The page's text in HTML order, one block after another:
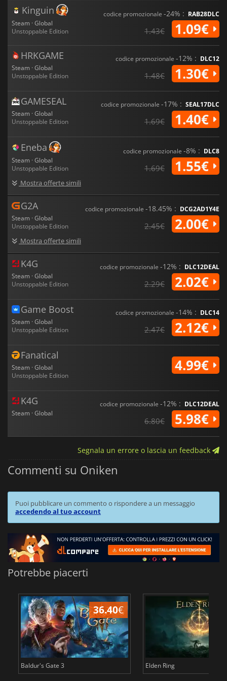
Kinguin
Steam · Global
Unstoppable Edition
codice promozionale -24% : RAB28DLC
1.43€ 1.09€
HRKGAME
Steam · Global
Unstoppable Edition
codice promozionale -12% : DLC12
1.48€ 1.30€
GAMESEAL
Steam · Global
Unstoppable Edition
codice promozionale -17% : SEAL17DLC
1.69€ 1.40€
Eneba
Steam · Global
Unstoppable Edition
Mostra offerte simili
codice promozionale -8% : DLC8
1.69€ 1.55€
G2A
Steam · Global
Unstoppable Edition
Mostra offerte simili
codice promozionale -18.45% : DCG2AD1Y4E
2.45€ 2.00€
K4G
Steam · Global
Unstoppable Edition
codice promozionale -12% : DLC12DEAL
2.29€ 2.02€
Game Boost
Steam · Global
Unstoppable Edition
codice promozionale -14% : DLC14
2.47€ 2.12€
Fanatical
Steam · Global
Unstoppable Edition
4.99€
K4G
Steam · Global
codice promozionale -12% : DLC12DEAL
6.80€ 5.98€
Segnala un errore o lascia un feedback
Commenti su Oniken
Puoi pubblicare un commento o rispondere a un messaggio
accedendo al tuo account
Potrebbe piacerti
36.40€
Baldur's Gate 3 Elden Ring